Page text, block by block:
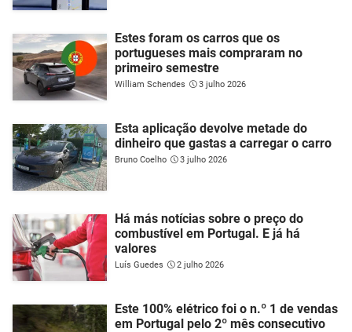
Estes foram os carros que os
portugueses mais compraram no
primeiro semestre
William Schendes 3 julho 2026
Esta aplicação devolve metade do
dinheiro que gastas a carregar o carro
Bruno Coelho 3 julho 2026
Há más notícias sobre o preço do
combustível em Portugal. E já há
valores
Luís Guedes 2 julho 2026
Este 100% elétrico foi o n.º 1 de vendas
em Portugal pelo 2º mês consecutivo